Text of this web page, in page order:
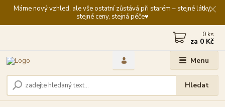
Máme nový vzhled, ale vše ostatní zůstává při starém – stejné látky,
stejné ceny, stejná péče♥️
Menu
Hledat
0 ks
za 0 Kč